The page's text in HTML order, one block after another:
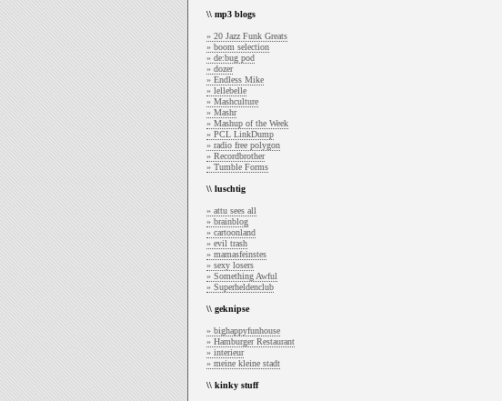
\\ mp3 blogs
» 20 Jazz Funk Greats
» boom selection
» de:bug pod
» dozer
» Endless Mike
» lellebelle
» Mashculture
» Mashr
» Mashup of the Week
» PCL LinkDump
» radio free polygon
» Recordbrother
» Tumble Forms
\\ luschtig
» attu sees all
» brainblog
» cartoonland
» evil trash
» mamasfeinstes
» sexy losers
» Something Awful
» Superheldenclub
\\ geknipse
» bighappyfunhouse
» Hamburger Restaurant
» interieur
» meine kleine stadt
\\ kinky stuff